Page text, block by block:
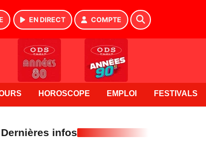
EN DIRECT COMPTE
HOROSCOPE EMPLOI FESTIVALS
Dernières infos